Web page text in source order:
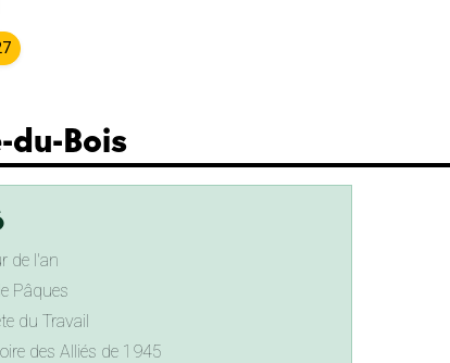
du-Bois
de l'an
Pâques
du Travail
des Alliés de 1945